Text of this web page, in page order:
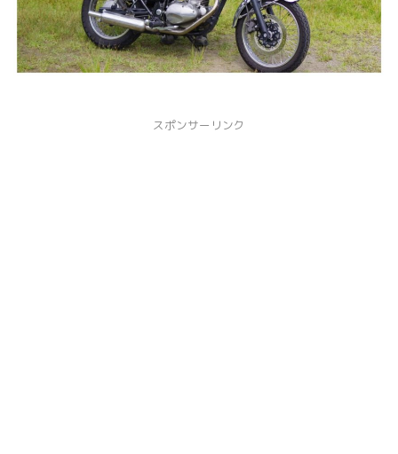
スポンサーリンク